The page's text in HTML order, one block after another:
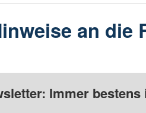
an die
Immer